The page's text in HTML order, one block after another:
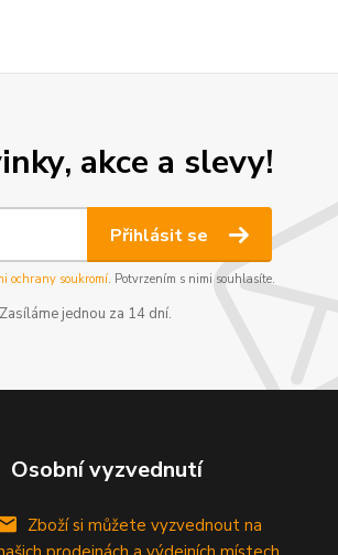
akce a slevy!
Přihlásit se
ochrany soukromí. Potvrzením s nimi souhlasíte.
jednou za 14 dní.
Osobní vyzvednutí
Zboží si můžete vyzvednout na